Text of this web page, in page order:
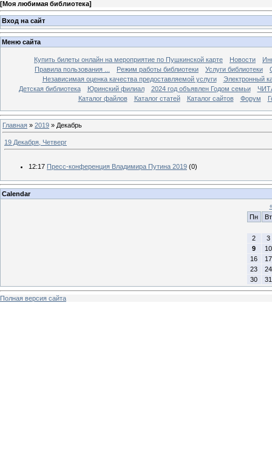
[Моя любимая библиотека]
Вход на сайт
Меню сайта
Купить билеты онлайн на мероприятие по Пушкинской карте Новости
Правила пользования ...
Режим работы библиотеки Услуги библиотеки
Независимая оценка качества предоставляемой услуги
Электронный
Детская библиотека
Юринский филиал 2024 год объявлен Годом семьи
Каталог файлов
Каталог статей Каталог сайтов Форум
Главная » 2019 » Декабрь
19 Декабря, Четверг
12:17 Пресс-конференция Владимира Путина 2019 (0)
Calendar
Пн
Вт
2
3
9
10
16
17
23
24
30
31
Полная версия сайта